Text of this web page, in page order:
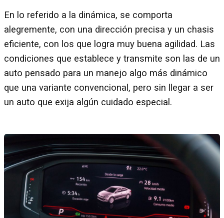
En lo referido a la dinámica, se comporta
alegremente, con una dirección precisa y un chasis
eficiente, con los que logra muy buena agilidad. Las
condiciones que establece y transmite son las de un
auto pensado para un manejo algo más dinámico
que una variante convencional, pero sin llegar a ser
un auto que exija algún cuidado especial.